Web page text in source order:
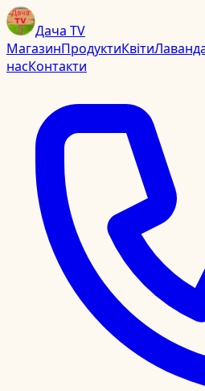
Дача TV
МагазинПродуктиКвіти
насКонтакти